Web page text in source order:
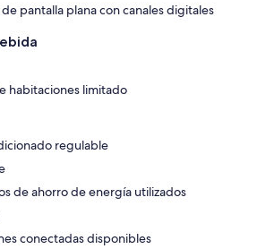
pantalla plana con canales digitales
habitaciones limitado
regulable
de ahorro de energía utilizados
conectadas disponibles